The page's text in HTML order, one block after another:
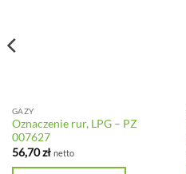
GAZY
Oznaczenie rur, LPG – PZ
007627
56,70zł netto